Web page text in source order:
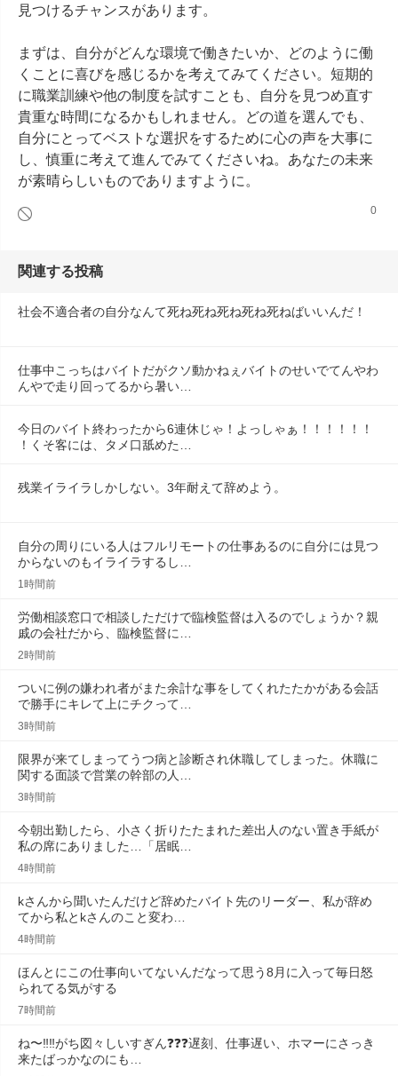
見つけるチャンスがあります。
まずは、自分がどんな環境で働きたいか、どのように働
くことに喜びを感じるかを考えてみてください。短期的
に職業訓練や他の制度を試すことも、自分を見つめ直す
貴重な時間になるかもしれません。どの道を選んでも、
自分にとってベストな選択をするために心の声を大事に
し、慎重に考えて進んでみてくださいね。あなたの未来
が素晴らしいものでありますように。
0
関連する投稿
社会不適合者の自分なんて死ね死ね死ね死ね死ねばいいんだ！
仕事中こっちはバイトだがクソ動かねぇバイトのせいでてんやわ
んやで走り回ってるから暑い…
今日のバイト終わったから6連休じゃ！よっしゃぁ！！！！！！
！くそ客には、タメ口舐めた…
残業イライラしかしない。3年耐えて辞めよう。
自分の周りにいる人はフルリモートの仕事あるのに自分には見つ
からないのもイライラするし…
1時間前
労働相談窓口で相談しただけで臨検監督は入るのでしょうか？親
戚の会社だから、臨検監督に…
2時間前
ついに例の嫌われ者がまた余計な事をしてくれたたかがある会話
で勝手にキレて上にチクって…
3時間前
限界が来てしまってうつ病と診断され休職してしまった。休職に
関する面談で営業の幹部の人…
3時間前
今朝出勤したら、小さく折りたたまれた差出人のない置き手紙が
私の席にありました…「居眠…
4時間前
kさんから聞いたんだけど辞めたバイト先のリーダー、私が辞め
てから私とkさんのこと変わ…
4時間前
ほんとにこの仕事向いてないんだなって思う8月に入って毎日怒
られてる気がする
7時間前
ね〜‼️‼️がち図々しいすぎん❓❓❓遅刻、仕事遅い、ホマーにさっき
来たばっかなのにも…